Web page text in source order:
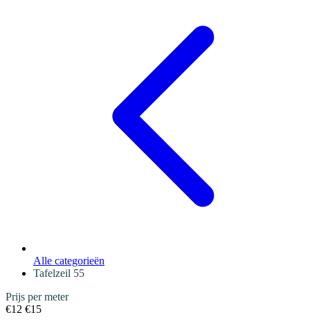
Alle categorieën
Tafelzeil 55
Prijs per meter
€12 €15